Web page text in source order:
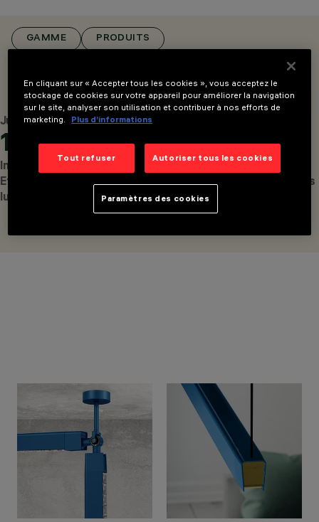
ARTEC STUDIO
CONFIGURER
GAMME PRODUITS
Jusqu'à
118
lm/W
Efficacité
lumineuse
Jusqu'à
4
technologies
optiques, pour
une plus grande
polyvalence
360°
rotation des
joints dans trois
En cliquant sur « Accepter tous les cookies », vous acceptez le
stockage de cookies sur votre appareil pour améliorer la navigation
sur le site, analyser son utilisation et contribuer à nos efforts de
marketing.
Plus d’informations
Tout refuser Autoriser tous les cookies
Paramètres des cookies